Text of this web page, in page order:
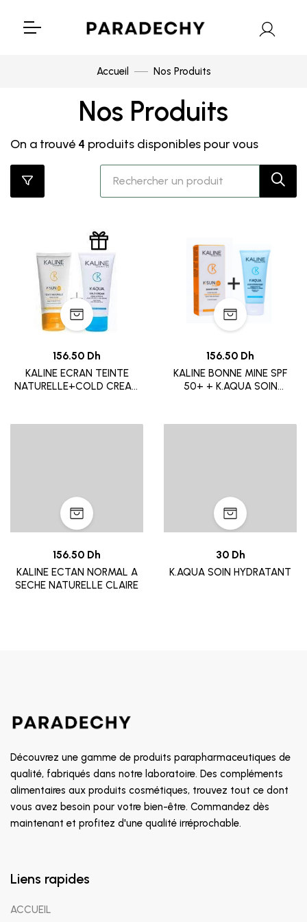
Accueil Nos Produits
Nos Produits
On a trouvé 4 produits disponibles pour vous
156.50 Dh
KALINE ECRAN TEINTE
NATURELLE+COLD CREAM
156.50 Dh
KALINE BONNE MINE SPF
50+ + K.AQUA SOIN
156.50 Dh
KALINE ECTAN NORMAL A
SECHE NATURELLE CLAIRE
30 Dh
K.AQUA SOIN HYDRATANT
Découvrez une gamme de produits parapharmaceutiques de
qualité, fabriqués dans notre laboratoire. Des compléments
alimentaires aux produits cosmétiques, trouvez tout ce dont
vous avez besoin pour votre bien-être. Commandez dès
maintenant et profitez d'une qualité irréprochable.
Liens rapides
ACCUEIL